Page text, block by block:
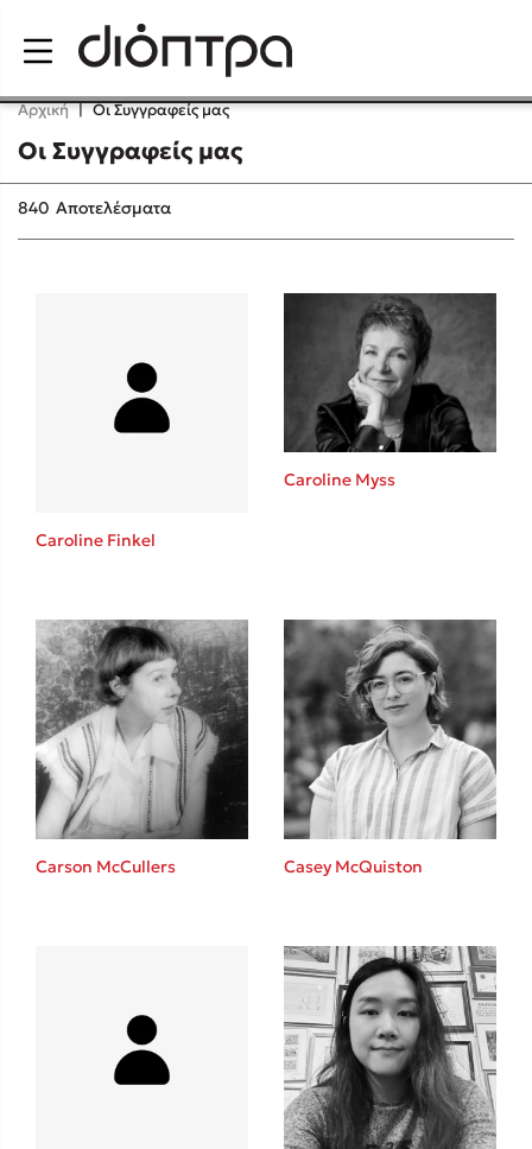
Δημοφιλή Βιβλία
Lidia Branković
Το ξενοδοχείο των συναισθημάτων
Χάρης Πολίτης
Sebastian Fitzek
Playlist
Στέφανος Ξενάκης
Το λεξικό της ζωής σου
Αρχική | Οι Συγγραφείς μας
Οι Συγγραφείς μας
840 Αποτελέσματα
Caroline Finkel
Caroline Myss
Carson McCullers Casey McQuiston